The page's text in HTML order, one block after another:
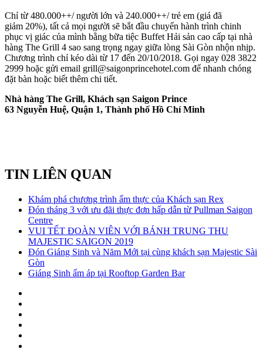
Chỉ từ 480.000++/ người lớn và 240.000++/ trẻ em (giá đã
giảm 20%), tất cả mọi người sẽ bắt đầu chuyến hành trình chinh
phục vị giác của mình bằng bữa tiệc Buffet Hải sản cao cấp tại nhà
hàng The Grill 4 sao sang trọng ngay giữa lòng Sài Gòn nhộn nhịp.
Chương trình chỉ kéo dài từ 17 đến 20/10/2018. Gọi ngay 028 3822
2999 hoặc gửi email grill@saigonprincehotel.com để nhanh chóng
đặt bàn hoặc biết thêm chi tiết.
Nhà hàng The Grill, Khách sạn Saigon Prince
63 Nguyễn Huệ, Quận 1, Thành phố Hồ Chí Minh
TIN LIÊN QUAN
Khám phá chương trình ẩm thực của Khách sạn Rex
Đón tháng 3 với ưu đãi thực đơn hấp dẫn từ Pullman Saigon
Centre
VUI TẾT ĐOÀN VIÊN VỚI BÁNH TRUNG THU
MAJESTIC SAIGON 2019
Đón Giáng Sinh và Năm Mới tại cùng khách sạn Majestic Sài
Gòn
Giáng Sinh ấm áp tại Rooftop Garden Bar